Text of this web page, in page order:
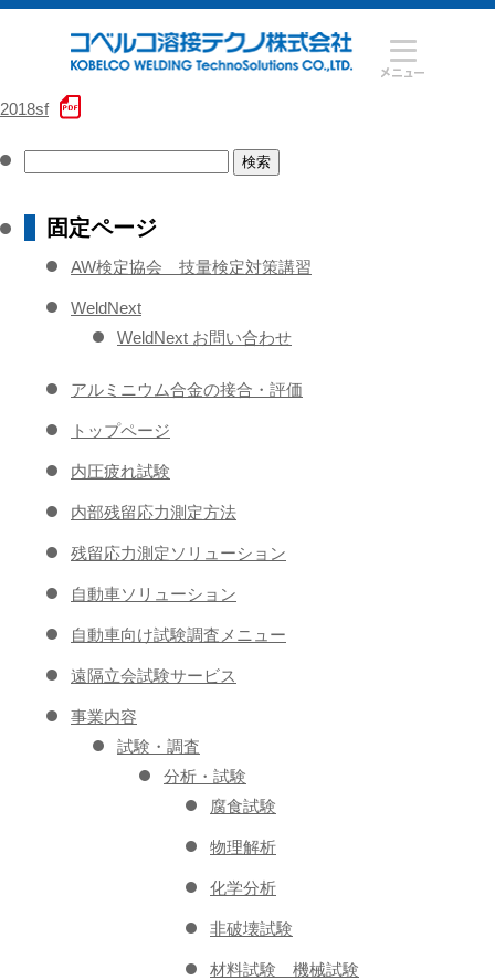
2018sf
固定ページ
AW検定協会 技量検定対策講習
WeldNext
WeldNext お問い合わせ
アルミニウム合金の接合・評価
トップページ
内圧疲れ試験
内部残留応力測定方法
残留応力測定ソリューション
自動車ソリューション
自動車向け試験調査メニュー
遠隔立会試験サービス
事業内容
試験・調査
分析・試験
腐食試験
物理解析
化学分析
非破壊試験
材料試験 機械試験